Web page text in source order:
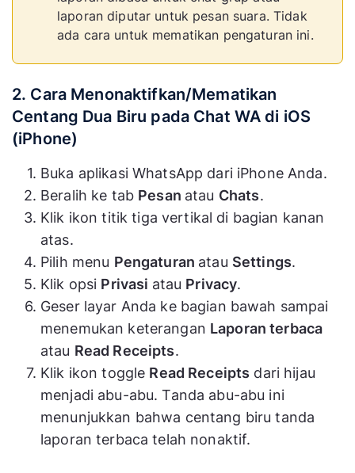
laporan diputar untuk pesan suara. Tidak
ada cara untuk mematikan pengaturan ini.
2. Cara Menonaktifkan/Mematikan
Centang Dua Biru pada Chat WA di iOS
(iPhone)
Buka aplikasi WhatsApp dari iPhone Anda.
Beralih ke tab Pesan atau Chats.
Klik ikon titik tiga vertikal di bagian kanan
atas.
Pilih menu Pengaturan atau Settings.
Klik opsi Privasi atau Privacy.
Geser layar Anda ke bagian bawah sampai
menemukan keterangan Laporan terbaca
atau Read Receipts.
Klik ikon toggle Read Receipts dari hijau
menjadi abu-abu. Tanda abu-abu ini
menunjukkan bahwa centang biru tanda
laporan terbaca telah nonaktif.